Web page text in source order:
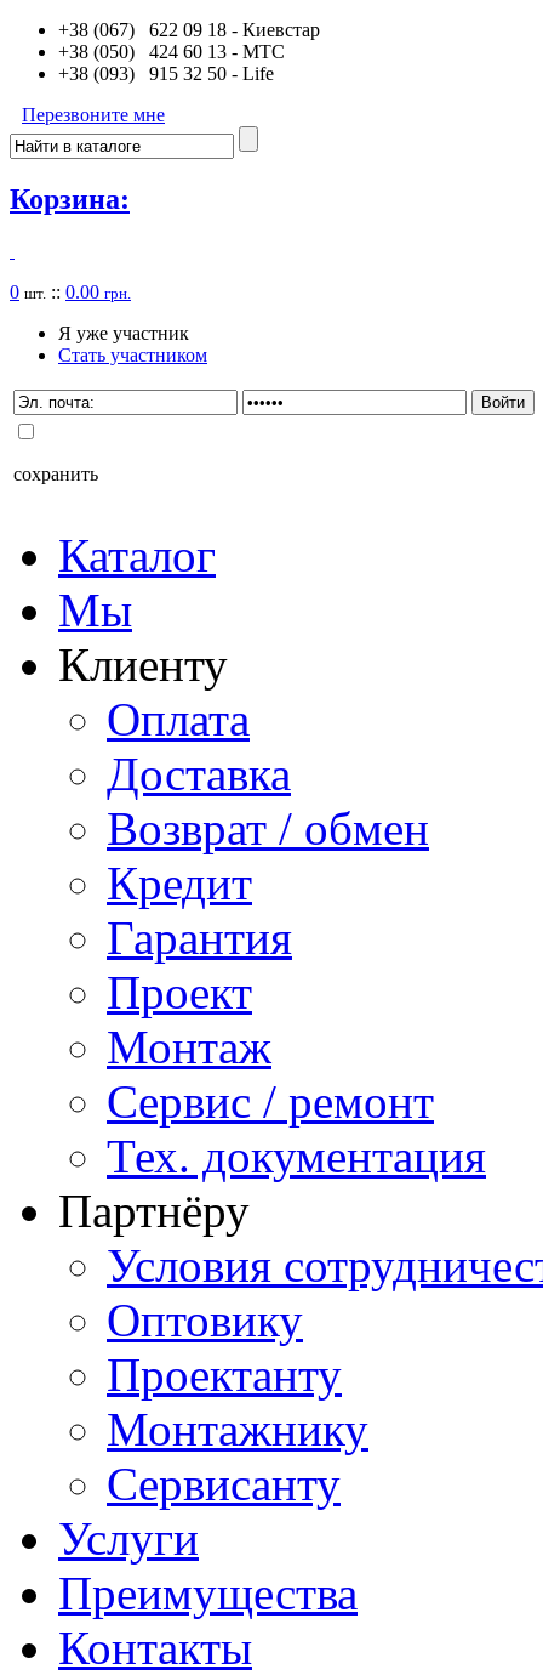
+38 (067) 622 09 18 - Киевстар
+38 (050) 424 60 13 - MTC
+38 (093) 915 32 50 - Life
Перезвоните мне
Корзина:
0 шт. :: 0.00 грн.
Я уже участник
Стать участником
сохранить
Каталог
Мы
Клиенту
Оплата
Доставка
Возврат / обмен
Кредит
Гарантия
Проект
Монтаж
Сервис / ремонт
Тех. документация
Партнёру
Условия
Оптовику
Проектанту
Монтажнику
Сервисанту
Услуги
Преимущества
Контакты